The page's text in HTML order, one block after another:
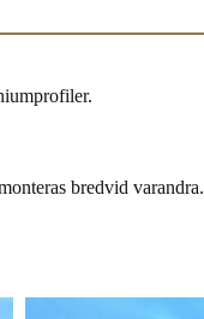
bredvid varandra.